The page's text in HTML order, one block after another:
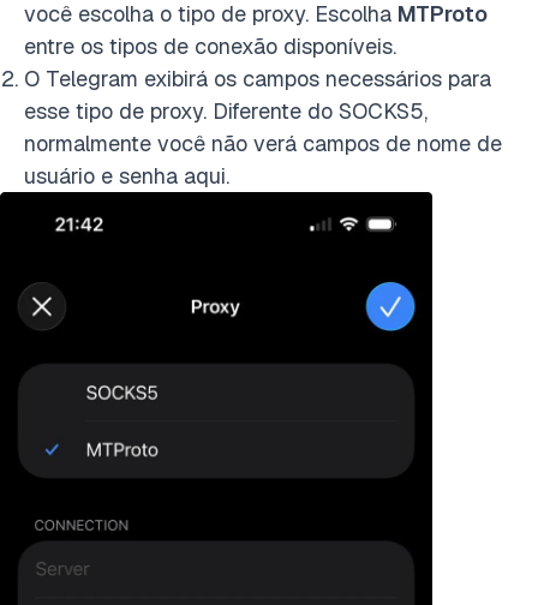
você escolha o tipo de proxy. Escolha MTProto
entre os tipos de conexão disponíveis.
O Telegram exibirá os campos necessários para
esse tipo de proxy. Diferente do SOCKS5,
normalmente você não verá campos de nome de
usuário e senha aqui.